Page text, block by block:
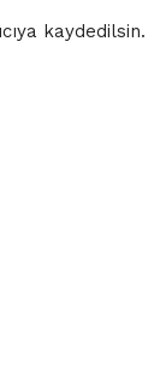
kaydedilsin.